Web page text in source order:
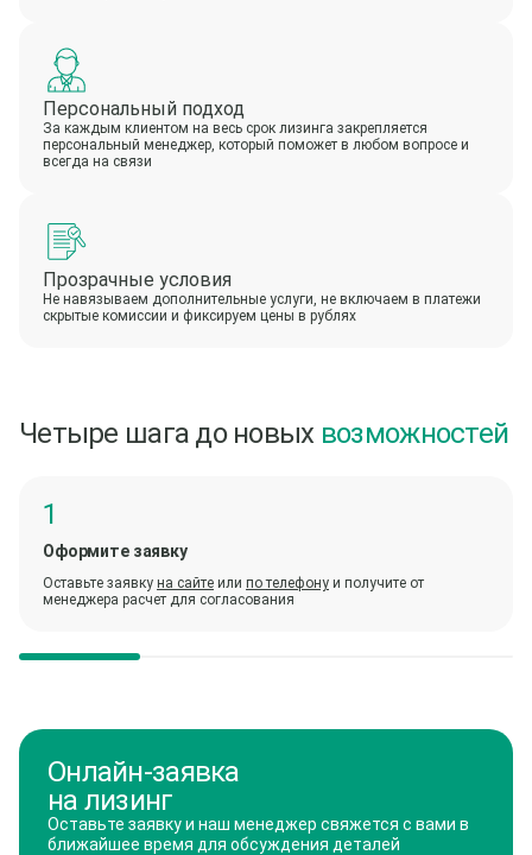
Персональный подход
За каждым клиентом на весь срок лизинга закрепляется
персональный менеджер, который поможет в любом вопросе и
всегда на связи
Прозрачные условия
Не навязываем дополнительные услуги, не включаем в платежи
скрытые комиссии и фиксируем цены в рублях
Четыре шага до новых возможностей
Оформите заявку
Оставьте заявку на сайте или по телефону и получите от
менеджера расчет для согласования
Онлайн-заявка
на лизинг
Оставьте заявку и наш менеджер свяжется с вами в
ближайшее время для обсуждения деталей